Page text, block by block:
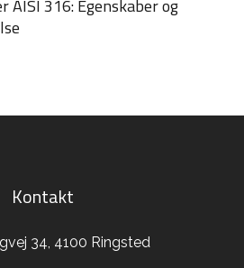
AISI 316: Egenskaber og
Kontakt
34, 4100 Ringsted